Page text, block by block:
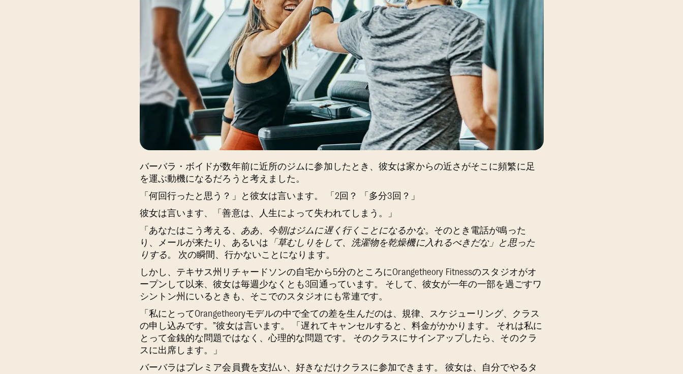
バーバラ・ボイドが数年前に近所のジムに参加したとき、彼女は家からの近さがそこに頻繁に足
を運ぶ動機になるだろうと考えました。
「何回行ったと思う？」と彼女は言います。 「2回？ 「多分3回？」
彼女は言います、「善意は、人生によって失われてしまう。」
「 あなたはこう考える、 ああ、今朝はジムに遅く行くことになるかな。そのとき電話が鳴った
り、メールが来たり、あるいは 「草むしりをして、洗濯物を乾燥機に入れるべきだな」と思った
りする。 次の瞬間、行かないことになります。
しかし、テキサス州リチャードソンの自宅から5分のところにOrangetheory Fitnessのスタジオがオ
ープンして以来、彼女は毎週少なくとも3回通っています。 そして、彼女が一年の一部を過ごすワ
シントン州にいるときも、そこでのスタジオにも常連です。
「私にとってOrangetheoryモデルの中で全ての差を生んだのは、規律、スケジューリング、クラス
の申し込みです。”彼女は言います。 「遅れてキャンセルすると、料金がかかります。 それは私に
とって金銭的な問題ではなく、心理的な問題です。 そのクラスにサインアップしたら、そのクラ
スに出席します。」
バーバラはプレミア会員費を支払い、好きなだけクラスに参加できます。 彼女は、自分でやるタ